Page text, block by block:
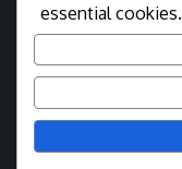
essential cookies.